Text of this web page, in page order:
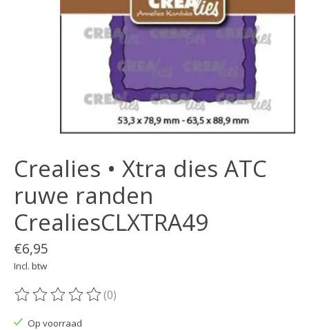
Crealies • Xtra dies ATC
ruwe randen
CrealiesCLXTRA49
€6,95
Incl. btw
De beoordeling van dit product is
(0)
Op voorraad